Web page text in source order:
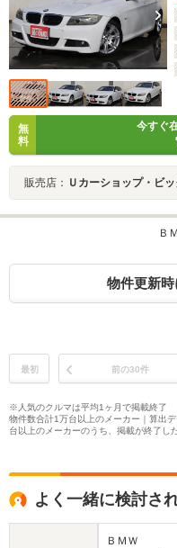
無
料
今すぐ
販売店： Ｕカーショップ・ビ
Ｂ
物件更新
最初 前の30件
※人気のクルマは平均1ヶ月で掲載終了
物件数合計1万台以上のメーカー｜算出
台以上のメーカーのうち、掲載が終了し
よく一緒に検討さ
ＢＭＷ